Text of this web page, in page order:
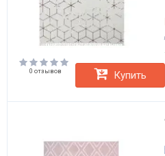
0 отзывов Купить